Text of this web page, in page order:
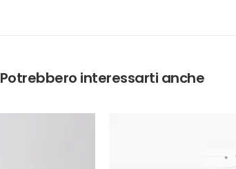
Potrebbero interessarti anche